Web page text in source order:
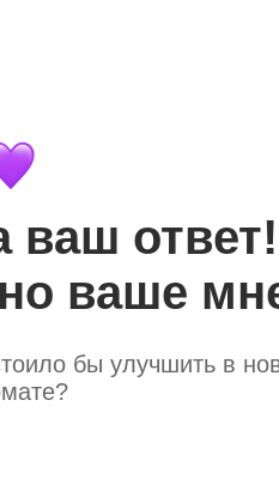
ваш ответ!
ваше
бы улучшить в